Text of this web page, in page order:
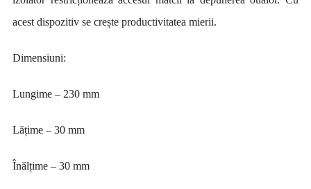
acest dispozitiv se crește productivitatea mierii.
Dimensiuni:
Lungime – 230 mm
Lățime – 30 mm
Înălțime – 30 mm